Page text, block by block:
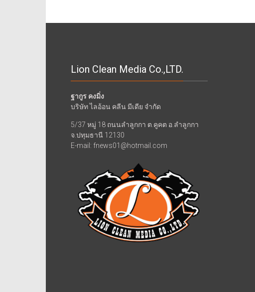
Lion Clean Media Co.,LTD.
ฐากูร คงมิ่ง
บริษัท ไลอ้อน คลีน มีเดีย จำกัด
5/37 หมู่ 18 ถนนลำลูกกา ต.คูคต อ.ลำลูกกา
จ.ปทุมธานี 12130
E-mail: fnews01@hotmail.com